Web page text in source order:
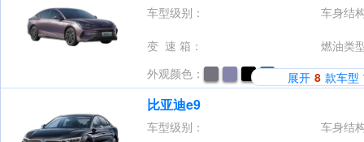
车型级别： 车身结
变 速 箱：
燃油类
外观颜色：
展开 8 款车型
比亚迪e9
车型级别： 车身结